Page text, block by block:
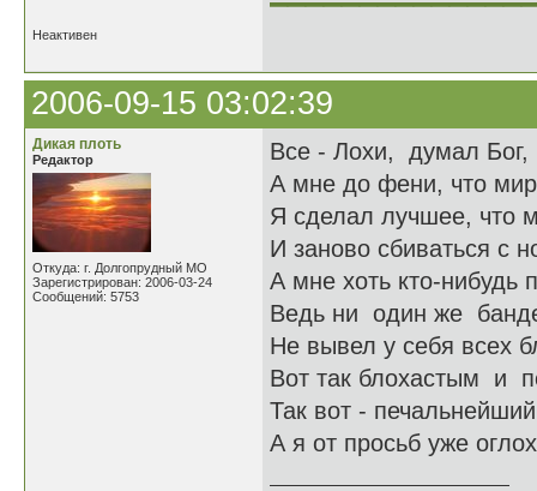
Неактивен
2006-09-15 03:02:39
Дикая плоть
Редактор
Откуда: г. Долгопрудный МО
Зарегистрирован: 2006-03-24
Сообщений: 5753
Все - Лохи, думал
А мне до фени, что
Я сделал лучшее, что
И заново сбиваться с
А мне хоть кто-нибудь
Ведь ни один же
Не вывел у себя всех
Вот так блохастым и
Так вот -
А я от просьб уже